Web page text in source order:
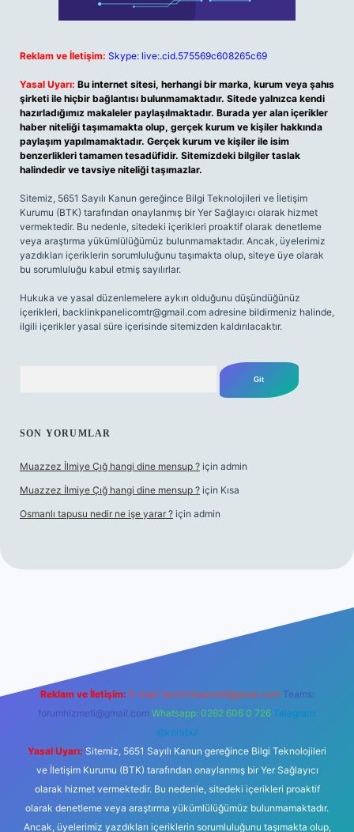
Reklam ve İletişim: Skype: live:.cid.575569c608265c69
Yasal Uyarı: Bu internet sitesi, herhangi bir marka, kurum veya şahıs
şirketi ile hiçbir bağlantısı bulunmamaktadır. Sitede yalnızca kendi
hazırladığımız makaleler paylaşılmaktadır. Burada yer alan içerikler
haber niteliği taşımamakta olup, gerçek kurum ve kişiler hakkında
paylaşım yapılmamaktadır. Gerçek kurum ve kişiler ile isim
benzerlikleri tamamen tesadüfidir. Sitemizdeki bilgiler taslak
halindedir ve tavsiye niteliği taşımazlar.
Sitemiz, 5651 Sayılı Kanun gereğince Bilgi Teknolojileri ve İletişim
Kurumu (BTK) tarafından onaylanmış bir Yer Sağlayıcı olarak hizmet
vermektedir. Bu nedenle, sitedeki içerikleri proaktif olarak denetleme
veya araştırma yükümlülüğümüz bulunmamaktadır. Ancak, üyelerimiz
yazdıkları içeriklerin sorumluluğunu taşımakta olup, siteye üye olarak
bu sorumluluğu kabul etmiş sayılırlar.
Hukuka ve yasal düzenlemelere aykırı olduğunu düşündüğünüz
içerikleri, backlinkpanelicomtr@gmail.com adresine bildirmeniz halinde,
ilgili içerikler yasal süre içerisinde sitemizden kaldırılacaktır.
SON YORUMLAR
Muazzez İlmiye Çığ hangi dine mensup ? için admin
Muazzez İlmiye Çığ hangi dine mensup ? için Kısa
Osmanlı tapusu nedir ne işe yarar ? için admin
m elexbet
Reklam ve İletişim: E-mail: backlinkpaneli@gmail.com Teams:
forumhizmeti@gmail.com Whatsapp: 0262 606 0 726 Telegram:
@karabul
Yasal Uyarı: Sitemiz, 5651 Sayılı Kanun gereğince Bilgi Teknolojileri
ve İletişim Kurumu (BTK) tarafından onaylanmış bir Yer Sağlayıcı
olarak hizmet vermektedir. Bu nedenle, sitedeki içerikleri proaktif
olarak denetleme veya araştırma yükümlülüğümüz bulunmamaktadır.
Ancak, üyelerimiz yazdıkları içeriklerin sorumluluğunu taşımakta olup,